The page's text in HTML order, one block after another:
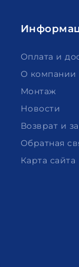
Оплата и
О компании
Монтаж
Новости
Возврат и
Обратная
Карта сайта